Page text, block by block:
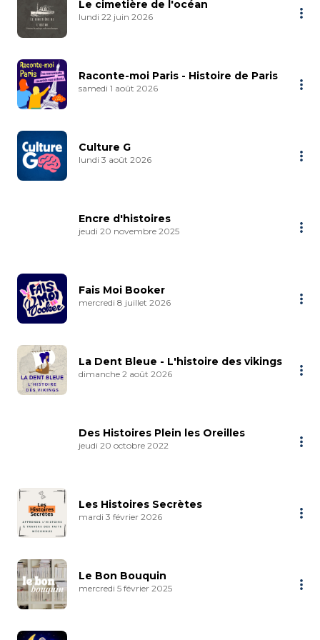
Le cimetière de l'océan
lundi 22 juin 2026
Raconte-moi Paris - Histoire de Paris
samedi 1 août 2026
Culture G
lundi 3 août 2026
Encre d'histoires
jeudi 20 novembre 2025
Fais Moi Booker
mercredi 8 juillet 2026
La Dent Bleue - L'histoire des vikings
dimanche 2 août 2026
Des Histoires Plein les Oreilles
jeudi 20 octobre 2022
Les Histoires Secrètes
mardi 3 février 2026
Le Bon Bouquin
mercredi 5 février 2025